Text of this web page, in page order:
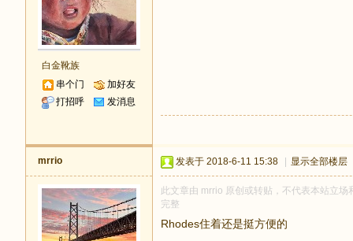
白金靴族
串个门
加好友
打招呼
发消息
mrrio 发表于 2018-6-11 15:38 显示全部楼层
此文章由 mrrio 原创或转贴，不代表本站立
完整
Rhodes住着还是挺方便的